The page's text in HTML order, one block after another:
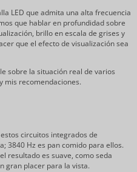
LED que admita una alta frecuencia
que hablar en profundidad sobre
brillo en escala de grises y
que el efecto de visualización sea
sobre la situación real de varios
mis recomendaciones.
circuitos integrados de
3840 Hz es pan comido para ellos.
resultado es suave, como seda
gran placer para la vista.